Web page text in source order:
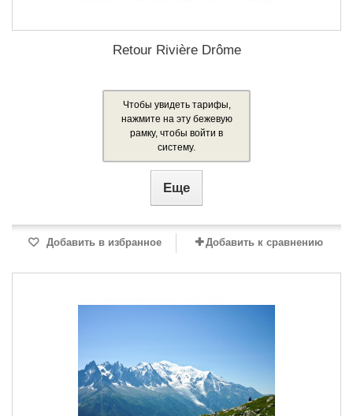
Retour Rivière Drôme
Чтобы увидеть тарифы,
нажмите на эту бежевую
рамку, чтобы войти в
систему.
Еще
Добавить в избранное Добавить к сравнению